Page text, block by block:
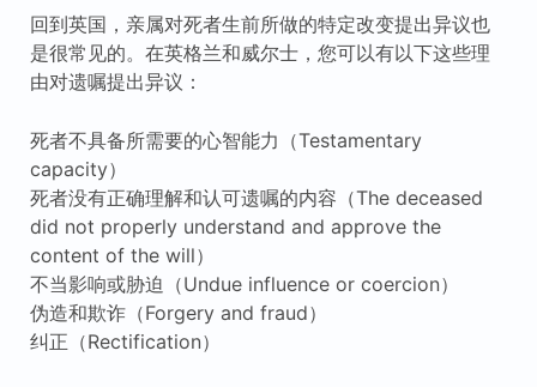
回到英国，亲属对死者生前所做的特定改变提出异议也
是很常见的。在英格兰和威尔士，您可以有以下这些理
由对遗嘱提出异议：
死者不具备所需要的心智能力（Testamentary
capacity）
死者没有正确理解和认可遗嘱的内容（The deceased
did not properly understand and approve the
content of the will）
不当影响或胁迫（Undue influence or coercion）
伪造和欺诈（Forgery and fraud）
纠正（Rectification）